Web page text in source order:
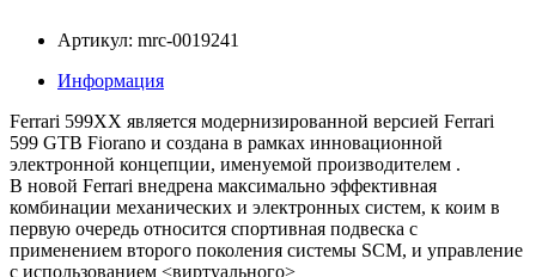
Артикул: mrc-0019241
Информация
Ferrari 599XX является модернизированной версией Ferrari
599 GTB Fiorano и создана в рамках инновационной
электронной концепции, именуемой производителем .
В новой Ferrari внедрена максимально эффективная
комбинации механических и электронных систем, к коим в
первую очередь относится спортивная подвеска с
применением второго поколения системы SCM, и управление
с использованием <виртуального>